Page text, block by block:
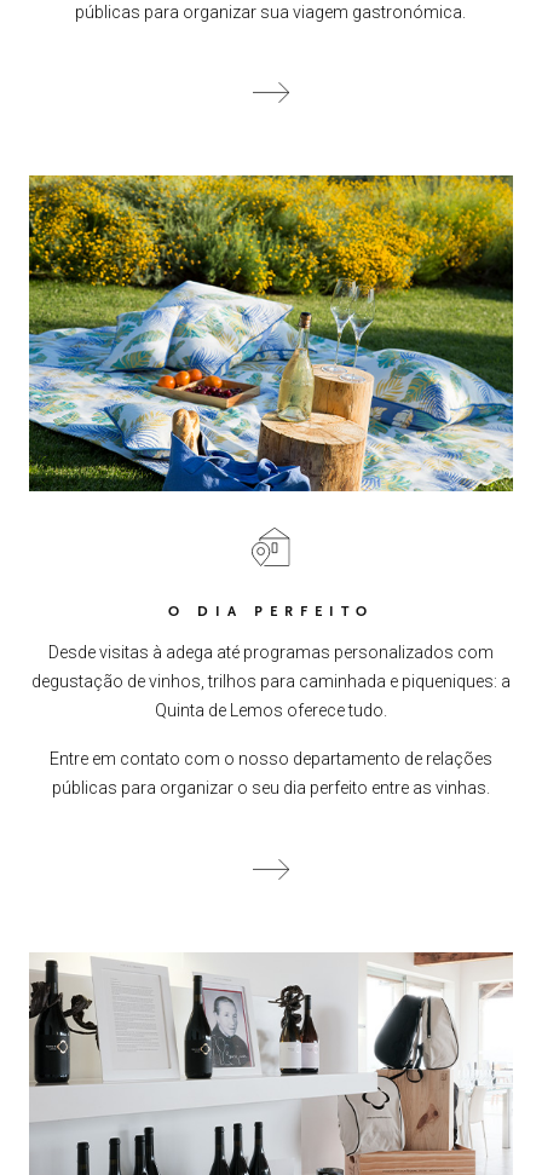
públicas para organizar sua viagem gastronómica.
O DIA PERFEITO
Desde visitas à adega até programas personalizados com
degustação de vinhos, trilhos para caminhada e piqueniques: a
Quinta de Lemos oferece tudo.
Entre em contato com o nosso departamento de relações
públicas para organizar o seu dia perfeito entre as vinhas.